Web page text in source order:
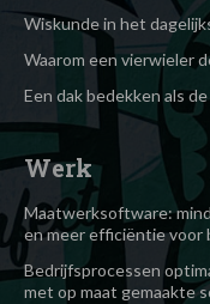
Wiskunde in het
Waarom een vierwieler
Een dak bedekken als
Werk
Maatwerksoftware:
en meer efficiëntie voor
Bedrijfsprocessen
met op maat gemaakte